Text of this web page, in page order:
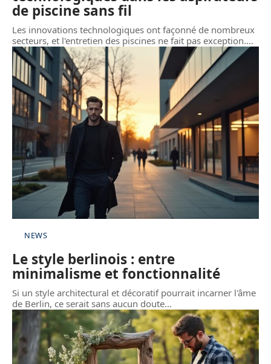
de piscine sans fil
Les innovations technologiques ont façonné de nombreux
secteurs, et l'entretien des piscines ne fait pas exception.…
NEWS
Le style berlinois : entre
minimalisme et fonctionnalité
Si un style architectural et décoratif pourrait incarner l'âme
de Berlin, ce serait sans aucun doute…